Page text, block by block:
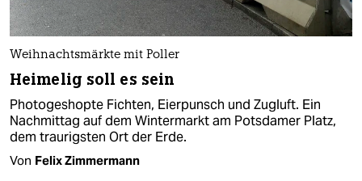
Weihnachtsmärkte mit Poller
Heimelig soll es sein
Photogeshopte Fichten, Eierpunsch und Zugluft. Ein
Nachmittag auf dem Wintermarkt am Potsdamer Platz,
dem traurigsten Ort der Erde.
Von Felix Zimmermann